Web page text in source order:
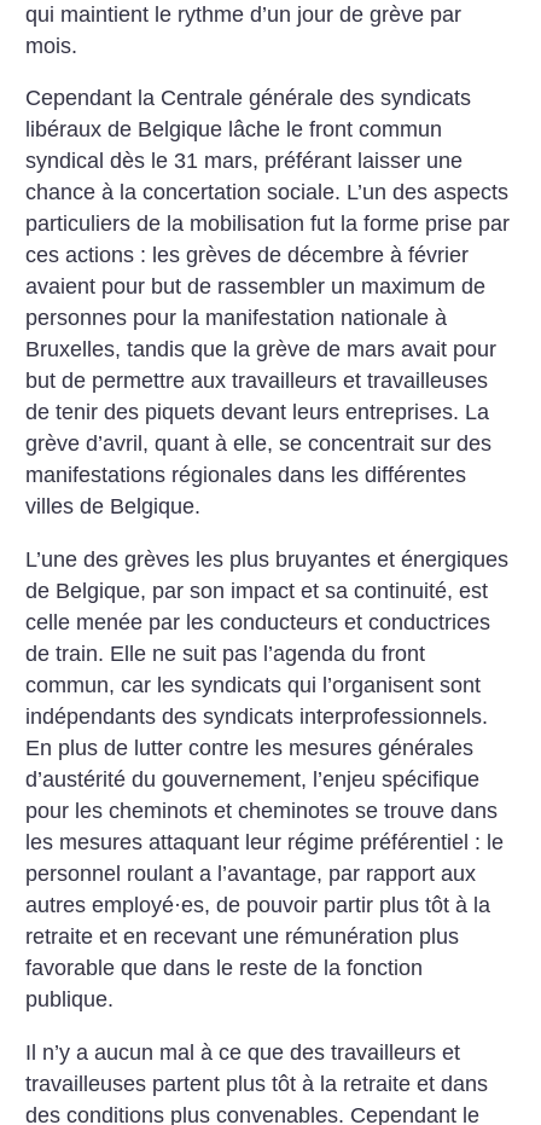
qui maintient le ­rythme d’un jour de grève par
mois.
Cependant la Centrale générale des syndicats
libéraux de Belgique lâche le front commun
syndical dès le 31 mars, préférant laisser une
chance à la concertation sociale. L’un des aspects
particuliers de la mobilisation fut la forme prise par
ces actions : les grèves de décembre à février
avaient pour but de rassembler un maximum de
personnes pour la manifestation nationale à
Bruxelles, tandis que la grève de mars avait pour
but de permettre aux travailleurs et travailleuses
de tenir des piquets devant leurs entreprises. La
grève d’avril, quant à elle, se concentrait sur des
manifestations régionales dans les différentes
villes de Belgique.
L’une des grèves les plus bruyantes et énergiques
de ­Belgique, par son impact et sa continuité, est
celle menée par les conducteurs et conductrices
de train. Elle ne suit pas l’agenda du front
commun, car les syndicats qui l’organisent sont
indépendants des syndicats interprofessionnels.
En plus de lutter contre les mesures générales
d’austérité du gouvernement, l’enjeu spécifique
pour les cheminots et cheminotes se trouve dans
les mesures attaquant leur régime préférentiel : le
personnel roulant a l’avantage, par rapport aux
autres employé·es, de pouvoir partir plus tôt à la
retraite et en recevant une rémunération plus
favorable que dans le reste de la fonction
publique.
Il n’y a aucun mal à ce que des travailleurs et
travailleuses partent plus tôt à la retraite et dans
des conditions plus convenables. Cependant le